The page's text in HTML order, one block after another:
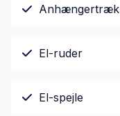
Anhængertræk
El-ruder
El-spejle